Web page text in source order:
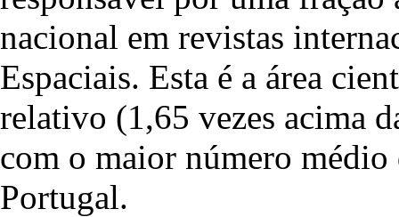
nacional em revistas
Espaciais. Esta é a área
relativo (1,65 vezes acima
com o maior número
Portugal.